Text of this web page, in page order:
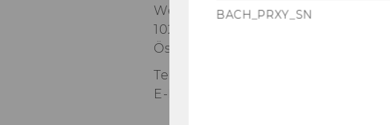
Welthandelsplatz 1
1020
Österreich
Tel:
E-Mail:
BACH_PRXY_SN